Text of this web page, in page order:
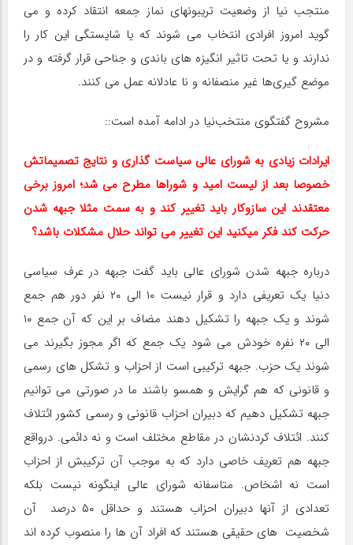
منتجب نیا از وضعیت تریبونهای نماز جمعه انتقاد کرده و می
گوید امروز افرادی انتخاب می شوند که یا شایستگی این کار را
ندارند و یا تحت تاثیر انگیزه های باندی و جناحی قرار گرفته و در
موضع گیری‌ها غیر منصفانه و نا عادلانه عمل می کنند.
مشروح گفتگوی منتخب‌نیا در ادامه آمده است::
ایرادات زیادی به شورای عالی سیاست گذاری و نتایج تصمیماتش
خصوصا بعد از لیست امید و شوراها مطرح می شد؛ امروز برخی
معتقدند این سازوکار باید تغییر کند و به سمت مثلا جبهه شدن
حرکت کند فکر میکنید این تغییر می تواند حلال مشکلات باشد؟
درباره جبهه شدن شورای عالی باید گفت جبهه در عرف سیاسی
دنیا یک تعریفی دارد و قرار نیست ۱۰ الی ۲۰ نفر دور هم جمع
شوند و یک جبهه را تشکیل دهند مضاف بر این که آن جمع ۱۰
الی ۲۰ نفره خودش می شود یک جمع که اگر مجوز بگیرند می
شوند یک حزب. جبهه ترکیبی است از احزاب و تشکل های رسمی
و قانونی که هم گرایش و همسو باشند ما در صورتی می توانیم
جبهه تشکیل دهیم که دبیران احزاب قانونی و رسمی کشور ائتلاف
کنند. ائتلاف کردنشان در مقاطع مختلف است و نه دائمی. درواقع
جبهه هم تعریف خاصی دارد که به موجب آن ترکیبش از احزاب
است نه اشخاص. متاسفانه شورای عالی اینگونه نیست بلکه
تعدادی از آنها دبیران احزاب هستند و حداقل ۵۰ درصد آن
شخصیت های حقیقی هستند که افراد آن ها را منصوب کرده اند